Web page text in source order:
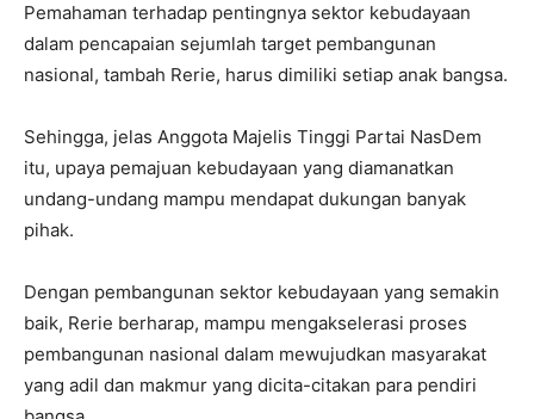
Pemahaman terhadap pentingnya sektor kebudayaan
dalam pencapaian sejumlah target pembangunan
nasional, tambah Rerie, harus dimiliki setiap anak bangsa.
Sehingga, jelas Anggota Majelis Tinggi Partai NasDem
itu, upaya pemajuan kebudayaan yang diamanatkan
undang-undang mampu mendapat dukungan banyak
pihak.
Dengan pembangunan sektor kebudayaan yang semakin
baik, Rerie berharap, mampu mengakselerasi proses
pembangunan nasional dalam mewujudkan masyarakat
yang adil dan makmur yang dicita-citakan para pendiri